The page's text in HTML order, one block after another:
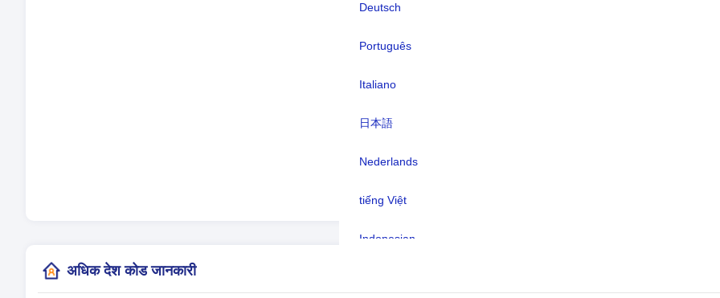
Deutsch
Português
Italiano
日本語
Nederlands
tiếng Việt
Indonesian
5.5%, अन्य (छोटे सामी- और रूसी भाषी
दिन के समय को बचाना:
स्थानीय समय:
अधिक देश कोड जानकारी